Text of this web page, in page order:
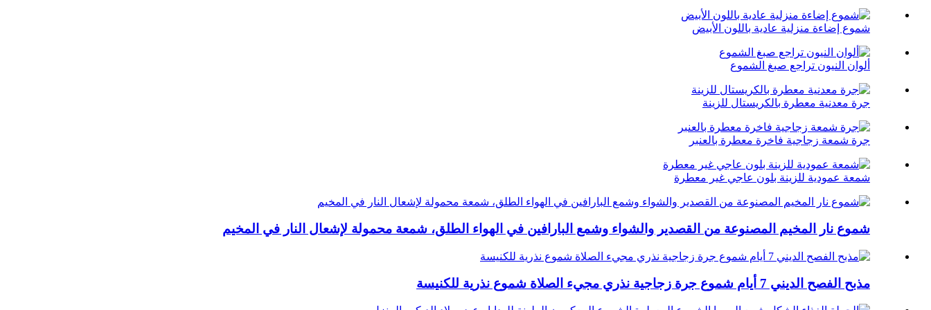
شموع إضاءة منزلية عادية باللون الأبيض
ألوان النيون تراجع صبغ الشموع
جرة معدنية معطرة بالكريستال للزينة
جرة شمعة زجاجية فاخرة معطرة بالعنبر
شمعة عمودية للزينة بلون عاجي غير معطرة
شموع نار المخيم المصنوعة من القصدير والشواء وشمع البارافين في الهواء الطلق، شمعة محمولة لإشعال النار في المخيم
مذبح الفصح الديني 7 أيام شموع جرة زجاجية نذري مجيء الصلاة شموع نذرية للكنيسة